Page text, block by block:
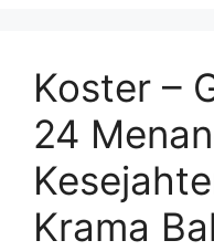
Koster –
24
Krama